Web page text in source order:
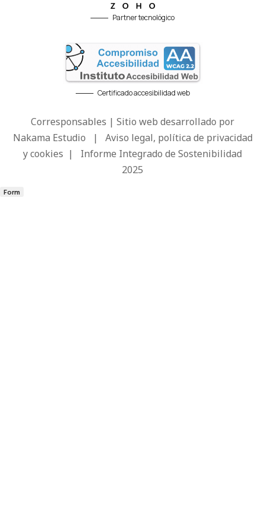
Partner tecnológico
Certificado accesibilidad web
Corresponsables | Sitio web desarrollado por
Nakama Estudio | Aviso legal, política de privacidad
y cookies | Informe Integrado de Sostenibilidad
2025
Form